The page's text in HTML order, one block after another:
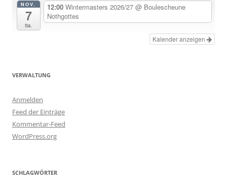
NOV.
7
Sa.
12:00 Wintermasters 2026/27 @ Boulescheune
Nothgottes
Kalender anzeigen
VERWALTUNG
Anmelden
Feed der Einträge
Kommentar-Feed
WordPress.org
SCHLAGWÖRTER